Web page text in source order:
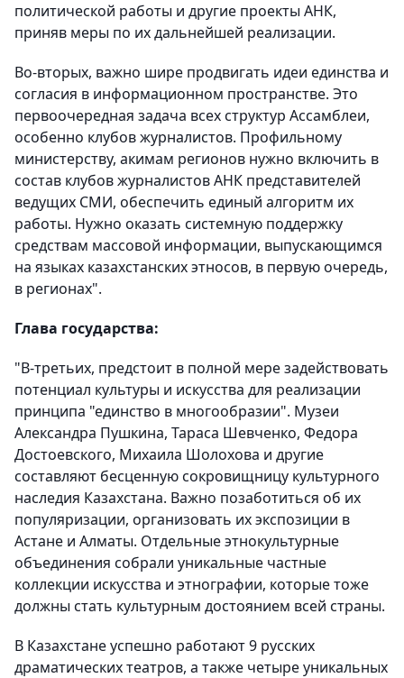
политической работы и другие проекты АНК,
приняв меры по их дальнейшей реализации.
Во-вторых, важно шире продвигать идеи единства и
согласия в информационном пространстве. Это
первоочередная задача всех структур Ассамблеи,
особенно клубов журналистов. Профильному
министерству, акимам регионов нужно включить в
состав клубов журналистов АНК представителей
ведущих СМИ, обеспечить единый алгоритм их
работы. Нужно оказать системную поддержку
средствам массовой информации, выпускающимся
на языках казахстанских этносов, в первую очередь,
в регионах".
Глава государства:
"В-третьих, предстоит в полной мере задействовать
потенциал культуры и искусства для реализации
принципа "единство в многообразии". Музеи
Александра Пушкина, Тараса Шевченко, Федора
Достоевского, Михаила Шолохова и другие
составляют бесценную сокровищницу культурного
наследия Казахстана. Важно позаботиться об их
популяризации, организовать их экспозиции в
Астане и Алматы. Отдельные этнокультурные
объединения собрали уникальные частные
коллекции искусства и этнографии, которые тоже
должны стать культурным достоянием всей страны.
В Казахстане успешно работают 9 русских
драматических театров, а также четыре уникальных